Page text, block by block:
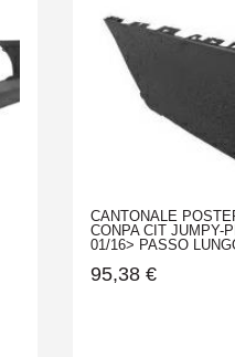
CANTONALE
CONPA CIT JUMPY-
01/16> PASSO
95,38 €